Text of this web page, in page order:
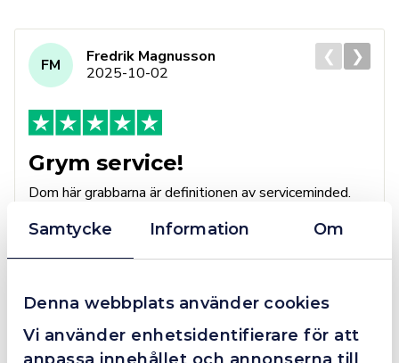
Samtycke Information Om
Denna webbplats använder cookies
Vi använder enhetsidentifierare för att
FM
Fredrik Magnusson
2025-10-02
Grym service!
Dom här grabbarna är definitionen av serviceminded.
så agerade dom blixtsnabbt och löste det långt över
❮ ❯